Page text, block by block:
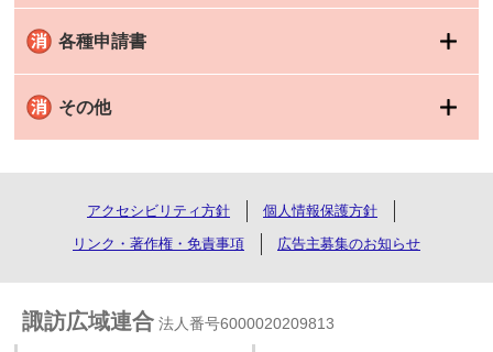
各種申請書
その他
アクセシビリティ方針
個人情報保護方針
リンク・著作権・免責事項
広告主募集のお知らせ
諏訪広域連合 法人番号6000020209813